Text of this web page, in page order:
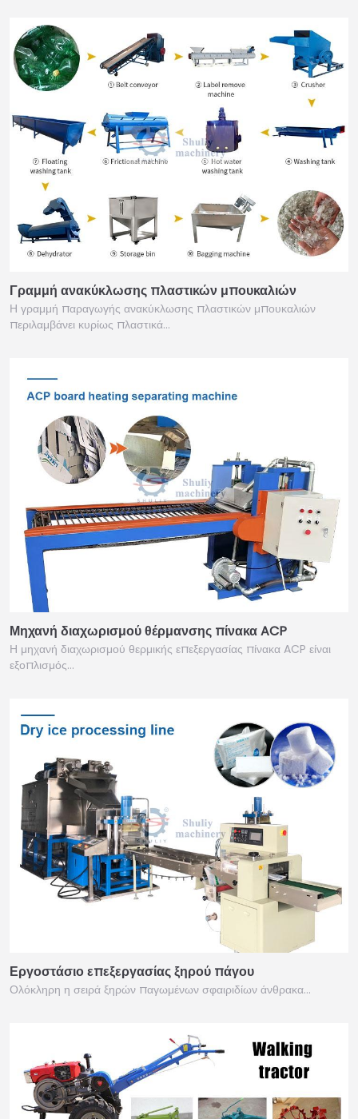
Γραμμή ανακύκλωσης πλαστικών μπουκαλιών
Η γραμμή παραγωγής ανακύκλωσης πλαστικών μπουκαλιών
περιλαμβάνει κυρίως πλαστικά…
Μηχανή διαχωρισμού θέρμανσης πίνακα ACP
Η μηχανή διαχωρισμού θερμικής επεξεργασίας πίνακα ACP είναι
εξοπλισμός…
Εργοστάσιο επεξεργασίας ξηρού πάγου
Ολόκληρη η σειρά ξηρών παγωμένων σφαιριδίων άνθρακα…